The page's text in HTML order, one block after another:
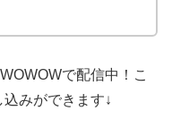
で配信中！こ
みができます↓